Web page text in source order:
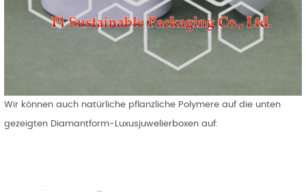
Wir können auch natürliche pflanzliche Polymere auf die unten
gezeigten Diamantform-Luxusjuwelierboxen auf: